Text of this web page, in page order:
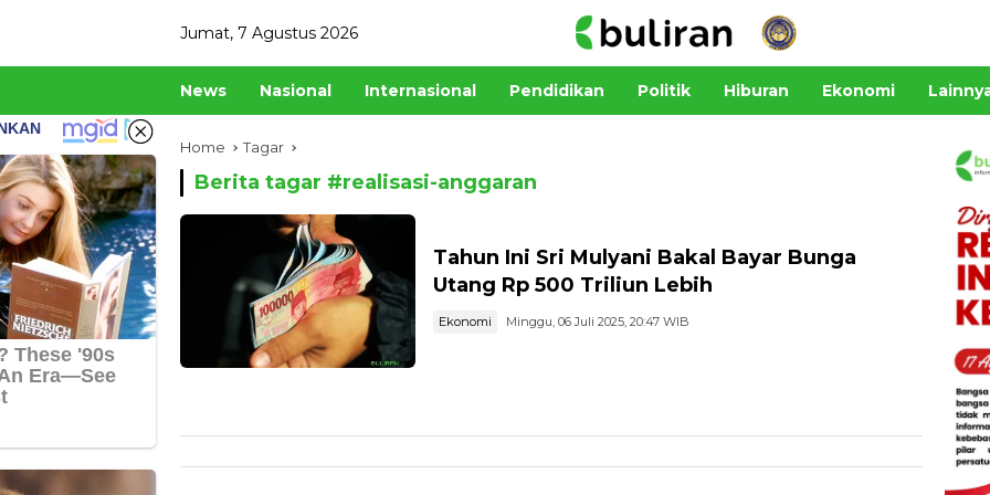
Jumat, 7 Agustus 2026
News Nasional Internasional Pendidikan Politik Hiburan Ekonomi
Home Tagar
Berita tagar #realisasi-anggaran
Tahun Ini Sri Mulyani Bakal Bayar Bunga
Utang Rp 500 Triliun Lebih
Ekonomi Minggu, 06 Juli 2025, 20:47 WIB